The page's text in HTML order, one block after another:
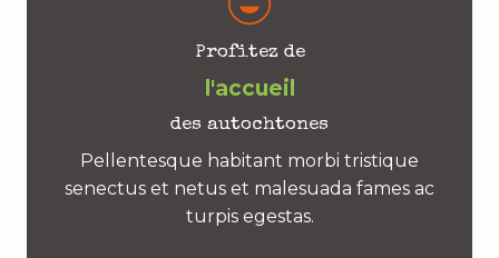
Profitez de
l'accueil
des autochtones
Pellentesque habitant morbi tristique
senectus et netus et malesuada fames ac
turpis egestas.